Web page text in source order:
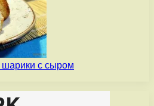
с сыром